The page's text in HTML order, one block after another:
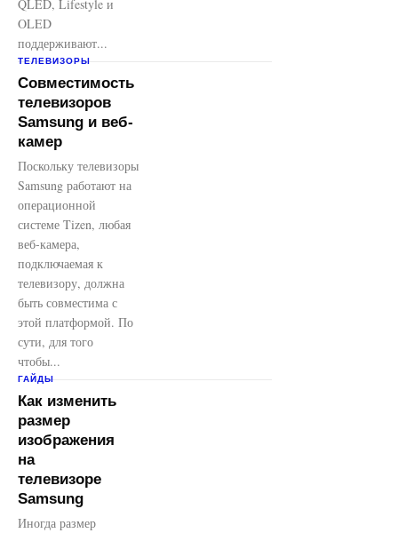
QLED, Lifestyle и
OLED
поддерживают...
ТЕЛЕВИЗОРЫ
Совместимость
телевизоров
Samsung и веб-
камер
Поскольку телевизоры
Samsung работают на
операционной
системе Tizen, любая
веб-камера,
подключаемая к
телевизору, должна
быть совместима с
этой платформой. По
сути, для того
чтобы...
ГАЙДЫ
Как изменить
размер
изображения
на
телевизоре
Samsung
Иногда размер